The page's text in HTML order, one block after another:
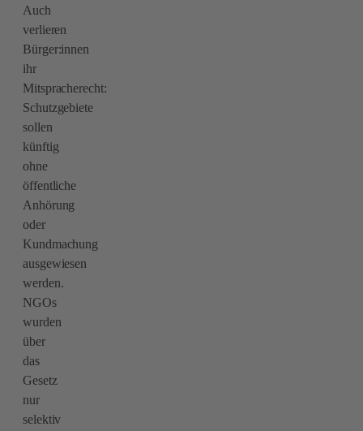
Auch
verlieren
Bürger:innen
ihr
Mitspracherecht:
Schutzgebiete
sollen
künftig
ohne
öffentliche
Anhörung
oder
Kundmachung
ausgewiesen
werden.
NGOs
wurden
über
das
Gesetz
nur
selektiv